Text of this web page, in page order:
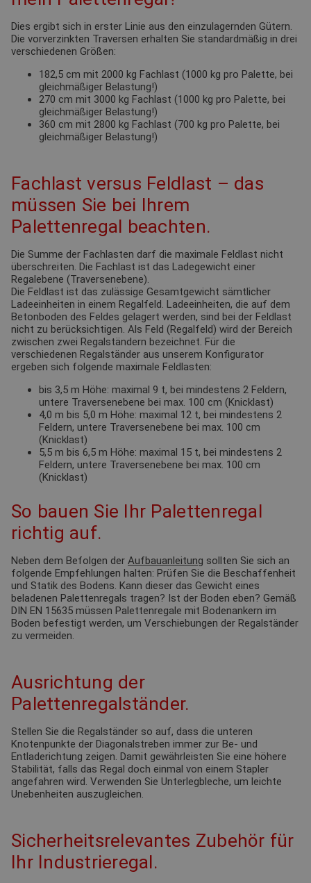
Dies ergibt sich in erster Linie aus den einzulagernden Gütern.
Die vorverzinkten Traversen erhalten Sie standardmäßig in drei
verschiedenen Größen:
182,5 cm mit 2000 kg Fachlast (1000 kg pro Palette, bei
gleichmäßiger Belastung!)
270 cm mit 3000 kg Fachlast (1000 kg pro Palette, bei
gleichmäßiger Belastung!)
360 cm mit 2800 kg Fachlast (700 kg pro Palette, bei
gleichmäßiger Belastung!)
Fachlast versus Feldlast – das
müssen Sie bei Ihrem
Palettenregal beachten.
Die Summe der Fachlasten darf die maximale Feldlast nicht
überschreiten. Die Fachlast ist das Ladegewicht einer
Regalebene (Traversenebene).
Die Feldlast ist das zulässige Gesamtgewicht sämtlicher
Ladeeinheiten in einem Regalfeld. Ladeeinheiten, die auf dem
Betonboden des Feldes gelagert werden, sind bei der Feldlast
nicht zu berücksichtigen. Als Feld (Regalfeld) wird der Bereich
zwischen zwei Regalständern bezeichnet. Für die
verschiedenen Regalständer aus unserem Konfigurator
ergeben sich folgende maximale Feldlasten:
bis 3,5 m Höhe: maximal 9 t, bei mindestens 2 Feldern,
untere Traversenebene bei max. 100 cm (Knicklast)
4,0 m bis 5,0 m Höhe: maximal 12 t, bei mindestens 2
Feldern, untere Traversenebene bei max. 100 cm
(Knicklast)
5,5 m bis 6,5 m Höhe: maximal 15 t, bei mindestens 2
Feldern, untere Traversenebene bei max. 100 cm
(Knicklast)
So bauen Sie Ihr Palettenregal
richtig auf.
Neben dem Befolgen der Aufbauanleitung sollten Sie sich an
folgende Empfehlungen halten: Prüfen Sie die Beschaffenheit
und Statik des Bodens. Kann dieser das Gewicht eines
beladenen Palettenregals tragen? Ist der Boden eben? Gemäß
DIN EN 15635 müssen Palettenregale mit Bodenankern im
Boden befestigt werden, um Verschiebungen der Regalständer
zu vermeiden.
Ausrichtung der
Palettenregalständer.
Stellen Sie die Regalständer so auf, dass die unteren
Knotenpunkte der Diagonalstreben immer zur Be- und
Entladerichtung zeigen. Damit gewährleisten Sie eine höhere
Stabilität, falls das Regal doch einmal von einem Stapler
angefahren wird. Verwenden Sie Unterlegbleche, um leichte
Unebenheiten auszugleichen.
Sicherheitsrelevantes Zubehör für
Ihr Industrieregal.